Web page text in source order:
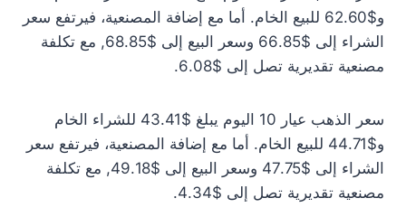
و$62.60 للبيع الخام. أما مع إضافة المصنعية، فيرتفع سعر
الشراء إلى $66.85 وسعر البيع إلى $68.85, مع تكلفة
مصنعية تقديرية تصل إلى $6.08.
سعر الذهب عيار 10 اليوم يبلغ $43.41 للشراء الخام
و$44.71 للبيع الخام. أما مع إضافة المصنعية، فيرتفع سعر
الشراء إلى $47.75 وسعر البيع إلى $49.18, مع تكلفة
مصنعية تقديرية تصل إلى $4.34.